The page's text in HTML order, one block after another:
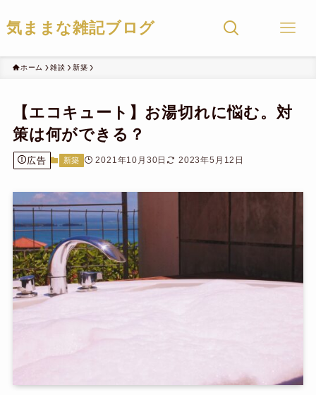
気ままな雑記ブログ
ホーム 雑談 新築
【エコキュート】お湯切れに悩む。対
策は何ができる？
広告 新築 2021年10月30日 2023年5月12日